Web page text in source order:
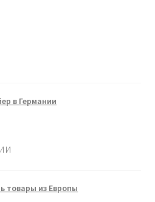
в Германии
товары из Европы